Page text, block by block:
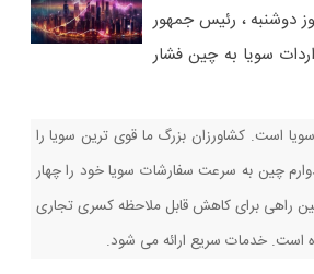
دوشنبه ، رئیس جمهور
سویا به چین فشار
است. کشاورزان بزرگ ما قوی ترین سویا را
چین به سرعت سفارشات سویا خود را چهار
راهی برای کاهش قابل ملاحظه کسری تجاری
است. خدمات سریع ارائه می شود.